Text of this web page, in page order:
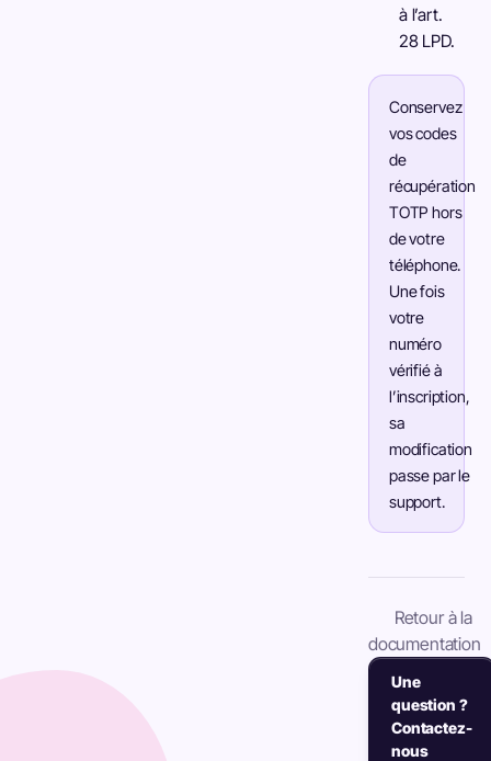
à l’art.
28 LPD.
Conservez
vos codes
de
récupération
TOTP hors
de votre
téléphone.
Une fois
votre
numéro
vérifié à
l’inscription,
sa
modification
passe par le
support.
Retour à la
documentation
Une
question ?
Contactez-
nous